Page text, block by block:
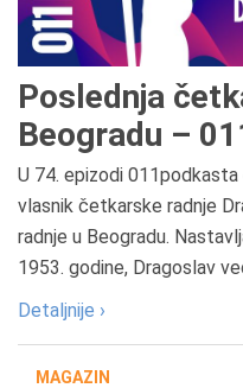
Poslednja
Beogradu –
U 74. epizodi
vlasnik četkarske radnje
radnje u Beogradu.
1953. godine, Dragoslav
Detaljnije ›
MAGAZIN